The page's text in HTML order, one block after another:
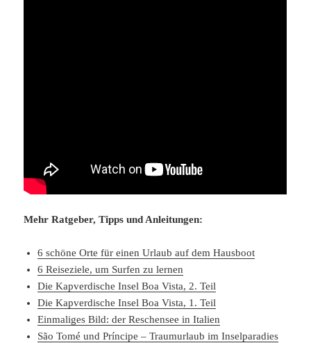
Mehr Ratgeber, Tipps und Anleitungen:
6 schöne Orte für einen Urlaub auf dem Hausboot
6 Reiseziele, um Surfen zu lernen
Die Kapverdische Insel Boa Vista, 2. Teil
Die Kapverdische Insel Boa Vista, 1. Teil
Einmaliges Bild: der Reschensee in Italien
São Tomé und Príncipe – Traumurlaub im Inselparadies